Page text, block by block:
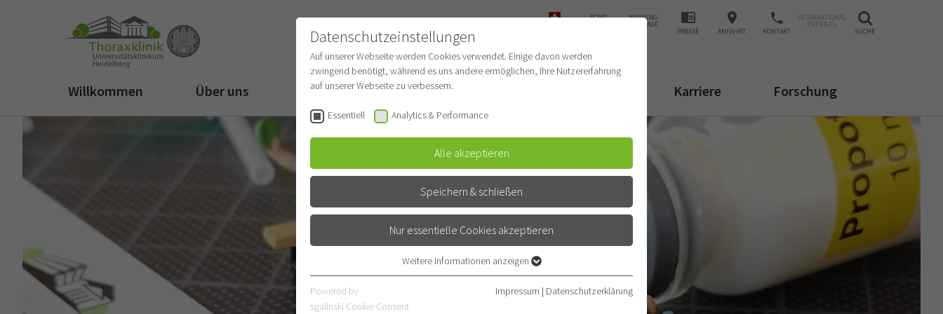
ECMO- WEANING-
ANFRAGE
PRESSE ANFAHRT KONTAKT
INTERNATIONAL
PATIENTS
SUCHE
Willkommen Über uns Für Patienten Für Ärzte Karriere Forschung
Datenschutzeinstellungen
Auf unserer Webseite werden Cookies verwendet. Einige davon werden
zwingend benötigt, während es uns andere ermöglichen, Ihre Nutzererfahrung
auf unserer Webseite zu verbessern.
Essentiell Analytics & Performance
Alle akzeptieren
Speichern & schließen
Nur essentielle Cookies akzeptieren
Essentielle Cookies werden für grundlegende Funktionen der Webseite
benötigt. Dadurch ist gewährleistet, dass die Webseite einwandfrei
Weitere Informationen anzeigen
Powered by
sgalinski Cookie Consent
Impressum | Datenschutzerklärung